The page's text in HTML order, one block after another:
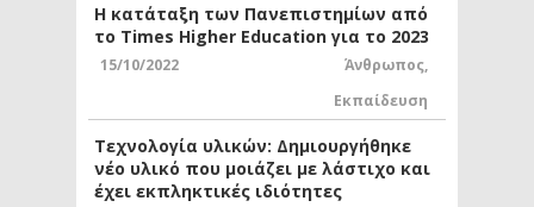
Η κατάταξη των Πανεπιστημίων από
το Times Higher Education για το 2023
15/10/2022 Άνθρωπος,
Εκπαίδευση
Τεχνολογία υλικών: Δημιουργήθηκε
νέο υλικό που μοιάζει με λάστιχο και
έχει εκπληκτικές ιδιότητες